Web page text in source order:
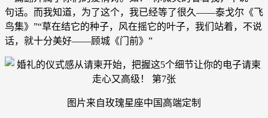
句话。而我知道，为了这个，我已经等了很久——泰戈尔《飞
鸟集》”“草在结它的种子，风在摇它的叶子，我们站着，不说
话，就十分美好——顾城《门前》”
图片来自玫瑰星座中国高端定制